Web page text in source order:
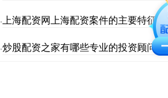
·上海配资网上海配资案件的主要特征
·炒股配资之家有哪些专业的投资顾问